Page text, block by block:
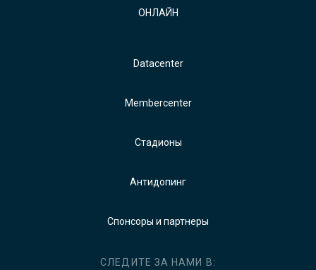
ОНЛАЙН
Datacenter
Membercenter
Стадионы
Антидопинг
Спонсоры и партнеры
СЛЕДИТЕ ЗА НАМИ В: